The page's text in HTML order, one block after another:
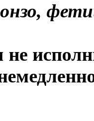
не